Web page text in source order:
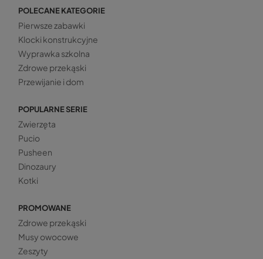
POLECANE KATEGORIE
Pierwsze zabawki
Klocki konstrukcyjne
Wyprawka szkolna
Zdrowe przekąski
Przewijanie i dom
POPULARNE SERIE
Zwierzęta
Pucio
Pusheen
Dinozaury
Kotki
PROMOWANE
Zdrowe przekąski
Musy owocowe
Zeszyty